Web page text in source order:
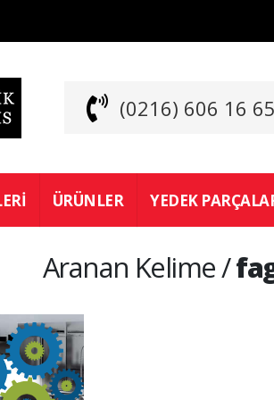
(0216) 606 16 65
ÜRÜNLER YEDEK
Aranan Kelime /